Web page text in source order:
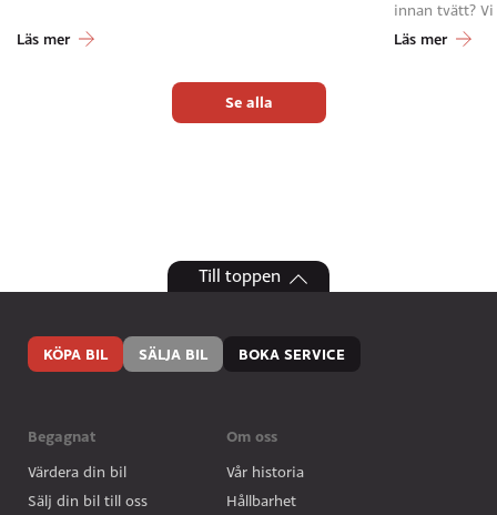
Läs mer
innan tvätt?
Läs mer
Se alla
Till toppen
Begagnat
Värdera din bil
Sälj din bil till oss
Om oss
Vår historia
Hållbarhet
KÖPA BIL SÄLJA BIL BOKA SERVICE